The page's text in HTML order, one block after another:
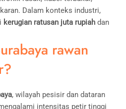
Dalam konteks industri,
kerugian ratusan juta rupiah dan
rawan
, wilayah pesisir dan dataran
intensitas petir tinggi